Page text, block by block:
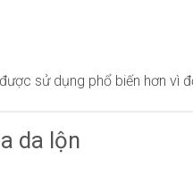
sử dụng phổ biến hơn vì
da lộn